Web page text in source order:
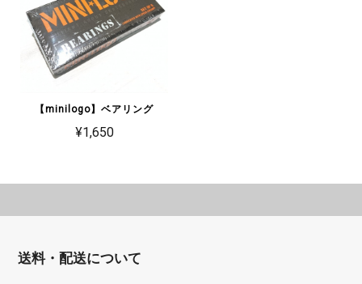
【minilogo】ベアリング
¥1,650
送料・配送について